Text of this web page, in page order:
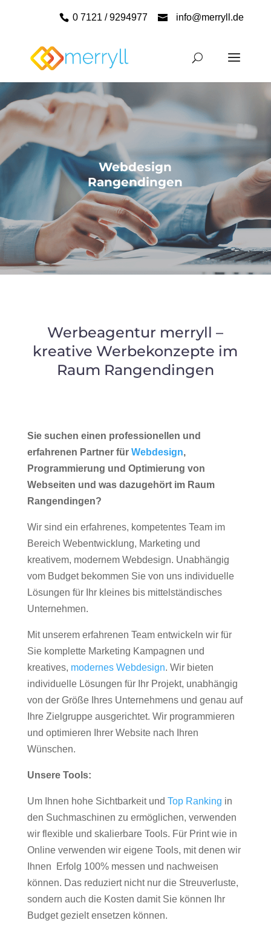
0 7121 / 9294977 info@merryll.de
Webdesign
Rangendingen
Werbeagentur merryll –
kreative Werbekonzepte im
Raum Rangendingen
Sie suchen einen professionellen und
erfahrenen Partner für Webdesign,
Programmierung und Optimierung von
Webseiten und was dazugehört im Raum
Rangendingen?
Wir sind ein erfahrenes, kompetentes Team im
Bereich Webentwicklung, Marketing und
kreativem, modernem Webdesign. Unabhängig
vom Budget bekommen Sie von uns individuelle
Lösungen für Ihr kleines bis mittelständisches
Unternehmen.
Mit unserem erfahrenen Team entwickeln wir für
Sie komplette Marketing Kampagnen und
kreatives, modernes Webdesign. Wir bieten
individuelle Lösungen für Ihr Projekt, unabhängig
von der Größe Ihres Unternehmens und genau auf
Ihre Zielgruppe ausgerichtet. Wir programmieren
und optimieren Ihrer Website nach Ihren
Wünschen.
Unsere Tools:
Um Ihnen hohe Sichtbarkeit und Top Ranking in
den Suchmaschinen zu ermöglichen, verwenden
wir flexible und skalierbare Tools. Für Print wie in
Online verwenden wir eigene Tools, mit denen wir
Ihnen Erfolg 100% messen und nachweisen
können. Das reduziert nicht nur die Streuverluste,
sondern auch die Kosten damit Sie können Ihr
Budget gezielt ensetzen können.